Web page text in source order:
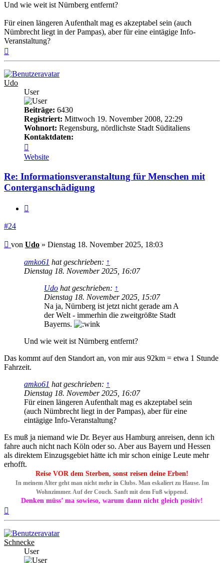
Und wie weit ist Nürnberg entfernt?
Für einen längeren Aufenthalt mag es akzeptabel sein (auch
Nümbrecht liegt in der Pampas), aber für eine eintägige Info-
Veranstaltung?
Udo
User
Beiträge: 6430
Registriert: Mittwoch 19. November 2008, 22:29
Wohnort: Regensburg, nördlichste Stadt Süditaliens
Kontaktdaten:
von
Udo
Website
Re: Informationsveranstaltung für Menschen mit
Conterganschädigung
#24
Beitrag
von Udo » Dienstag 18. November 2025, 18:03
amko61 hat geschrieben: ↑
Dienstag 18. November 2025, 16:07
Udo hat geschrieben: ↑
Dienstag 18. November 2025, 15:07
Na ja, Nürnberg ist jetzt nicht gerade am A
der Welt - immerhin die zweitgrößte Stadt
Bayerns.
Und wie weit ist Nürnberg entfernt?
Das kommt auf den Standort an, von mir aus 92km = etwa 1 Stunde
Fahrzeit.
amko61 hat geschrieben: ↑
Dienstag 18. November 2025, 16:07
Für einen längeren Aufenthalt mag es akzeptabel sein
(auch Nümbrecht liegt in der Pampas), aber für eine
eintägige Info-Veranstaltung?
Es muß ja niemand wie Dr. Beyer aus Hamburg anreisen, denn ich
fahre auch nicht nach Köln oder so. Aber aus Bayern und Hessen
als direktem Einzugsgebiet hätte ich mir schon einige Leute mehr
erhofft.
Reise VOR dem Sterben, sonst reisen deine Erben!
In meinem Alter geht man nicht mehr in Clubs. Man eskaliert zu Hause. Im
Wohnzimmer. Auf der Couch. Sanft mit dem Fuß wippend.
Denken müss’ ma sowieso, warum dann nicht gleich positiv!
Schnecke
User